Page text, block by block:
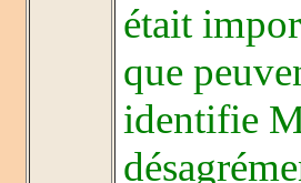
était
que
identifie